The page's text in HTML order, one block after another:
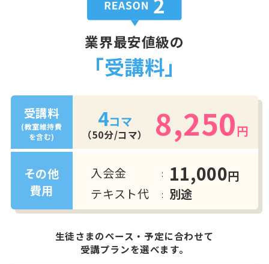
業界最安値級の
「受講料」
受講料
(教室維持費
を含む)
4コマ
（50分/コマ） 8,250円
その他
費用
入会金 11,000円
テキスト代
別途
生徒さまのペース・予定に合わせて
受講プランを選べます。